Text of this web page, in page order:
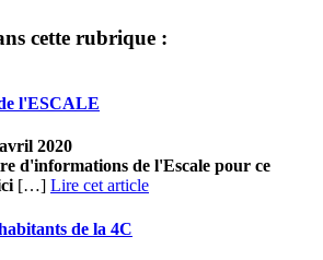
cette rubrique :
l'ESCALE
2020
d'informations de l'Escale pour ce
[…] Lire cet article
de la 4C